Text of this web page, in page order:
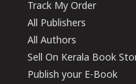
Track My Order
All Publishers
All Authors
Sell On Kerala Book
Publish your E-Book